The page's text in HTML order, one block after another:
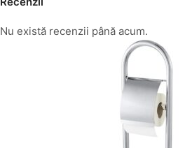
Nu există recenzii până acum.